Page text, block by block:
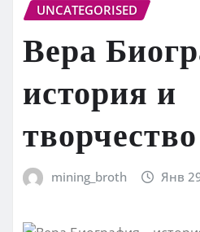
UNCATEGORISED
Вера
история и
mining_broth Янв